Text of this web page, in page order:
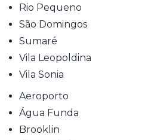
Rio Pequeno
São Domingos
Sumaré
Vila Leopoldina
Vila Sonia
Aeroporto
Água Funda
Brooklin